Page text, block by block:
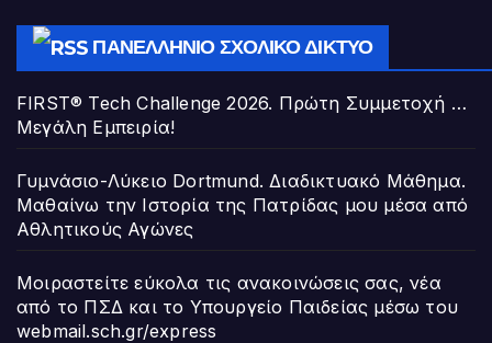
ΠΑΝΕΛΛΉΝΙΟ ΣΧΟΛΙΚΌ ΔΊΚΤΥΟ
FIRST® Tech Challenge 2026. Πρώτη Συμμετοχή …
Μεγάλη Εμπειρία!
Γυμνάσιο-Λύκειο Dortmund. Διαδικτυακό Μάθημα.
Μαθαίνω την Ιστορία της Πατρίδας μου μέσα από
Αθλητικούς Αγώνες
Μοιραστείτε εύκολα τις ανακοινώσεις σας, νέα
από το ΠΣΔ και το Υπουργείο Παιδείας μέσω του
webmail.sch.gr/express